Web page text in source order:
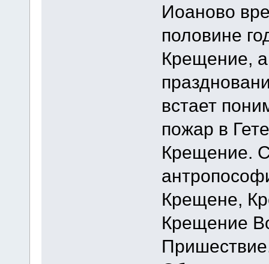
Иоаново
половине
Крещение, а
встает
пожар в
Крещение.
Крещене,
Крещение